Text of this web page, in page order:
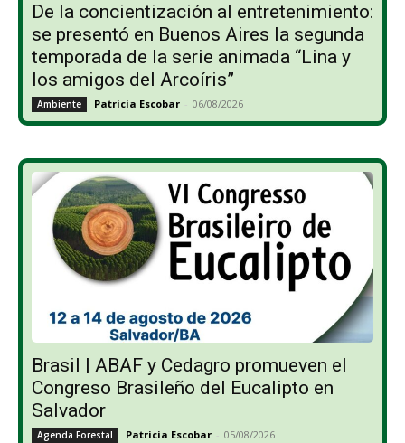
De la concientización al entretenimiento:
se presentó en Buenos Aires la segunda
temporada de la serie animada “Lina y
los amigos del Arcoíris”
Ambiente Patricia Escobar - 06/08/2026
Brasil | ABAF y Cedagro promueven el
Congreso Brasileño del Eucalipto en
Salvador
Agenda Forestal Patricia Escobar - 05/08/2026